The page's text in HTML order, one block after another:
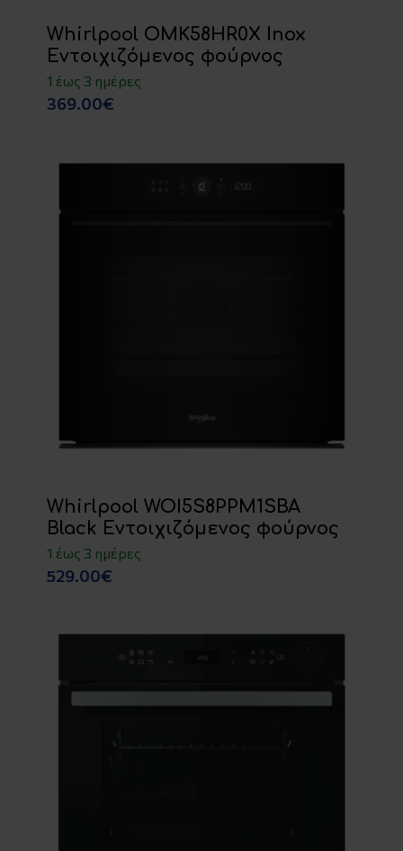
Whirlpool OMK58HR0X Inox
Εντοιχιζόμενος φούρνος
1 έως 3 ημέρες
369.00€
Whirlpool WOI5S8PPM1SBA
Black Εντοιχιζόμενος φούρνος
1 έως 3 ημέρες
529.00€